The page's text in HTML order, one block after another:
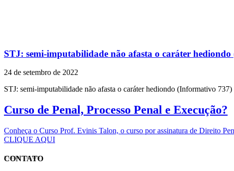
STJ: semi-imputabilidade não afasta o caráter
24 de setembro de 2022
STJ: semi-imputabilidade não afasta o caráter hediondo (Informativo
Curso de Penal, Processo Penal e Execução?
Conheça o Curso Prof. Evinis Talon, o curso por assinatura de Direito
CLIQUE AQUI
EVINIS TALON
CONTATO